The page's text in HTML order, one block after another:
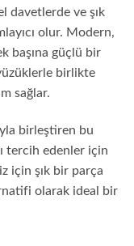
davetlerde ve şık
olur. Modern,
başına güçlü bir
birlikte
sağlar.
birleştiren bu
tercih edenler için
için şık bir parça
olarak ideal bir